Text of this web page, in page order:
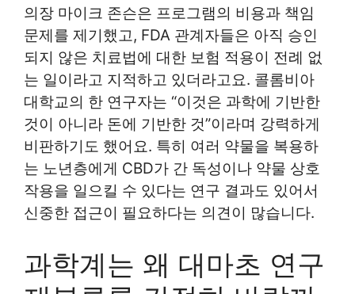
의장 마이크 존슨은 프로그램의 비용과 책임
문제를 제기했고, FDA 관계자들은 아직 승인
되지 않은 치료법에 대한 보험 적용이 전례 없
는 일이라고 지적하고 있더라고요. 콜롬비아
대학교의 한 연구자는 “이것은 과학에 기반한
것이 아니라 돈에 기반한 것”이라며 강력하게
비판하기도 했어요. 특히 여러 약물을 복용하
는 노년층에게 CBD가 간 독성이나 약물 상호
작용을 일으킬 수 있다는 연구 결과도 있어서
신중한 접근이 필요하다는 의견이 많습니다.
과학계는 왜 대마초 연구